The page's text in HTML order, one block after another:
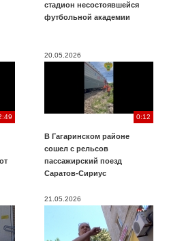
стадион несостоявшейся
футбольной академии
20.05.2026
0:12
В Гагаринском районе
сошел с рельсов
пассажирский поезд
Саратов-Сириус
21.05.2026